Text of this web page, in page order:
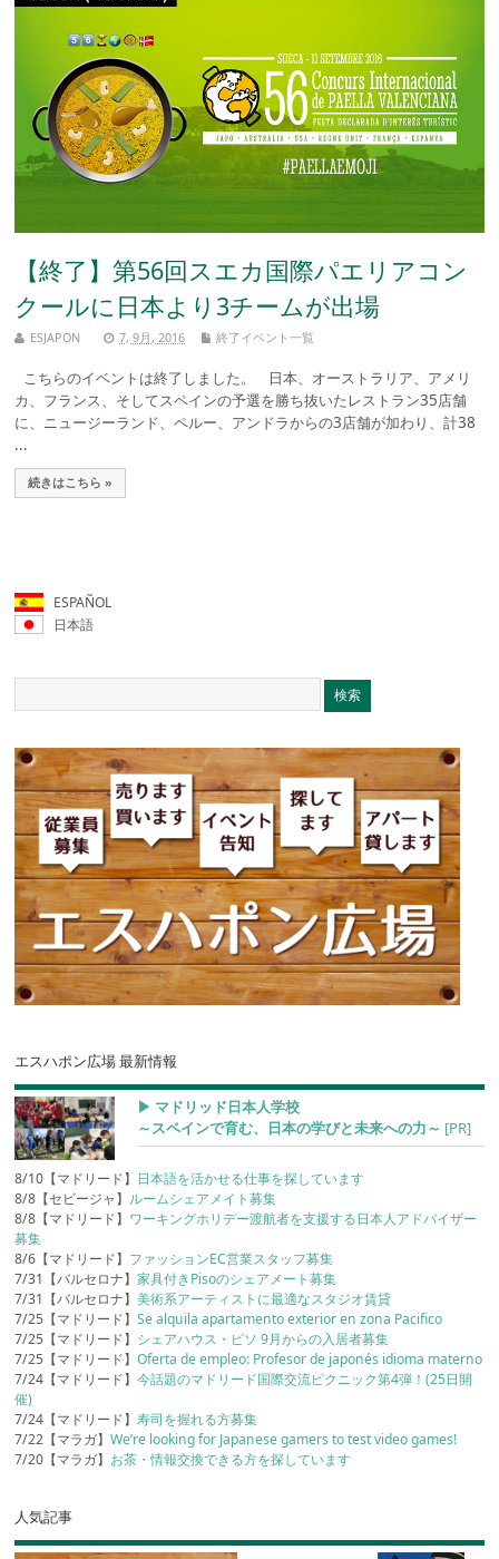
【終了】第56回スエカ国際パエリアコン
クールに日本より3チームが出場
ESJAPON 7, 9月, 2016 終了イベント一覧
こちらのイベントは終了しました。 日本、オーストラリア、アメリ
カ、フランス、そしてスペインの予選を勝ち抜いたレストラン35店舗
に、ニュージーランド、ペルー、アンドラからの3店舗が加わり、計38
...
続きはこちら »
ESPAÑOL
日本語
エスハポン広場 最新情報
▶︎ マドリッド日本人学校
～スペインで育む、日本の学びと未来への力～ [PR]
8/10【マドリード】 日本語を活かせる仕事を探しています
8/8【セビージャ】 ルームシェアメイト募集
8/8【マドリード】 ワーキングホリデー渡航者を支援する日本人アドバイザー
募集
8/6【マドリード】 ファッションEC営業スタッフ募集
7/31【バルセロナ】家具付きPisoのシェアメート募集
7/31【バルセロナ】美術系アーティストに最適なスタジオ賃貸
7/25【マドリード】Se alquila apartamento exterior en zona Pacifico
7/25【マドリード】 シェアハウス・ピソ 9月からの入居者募集
7/25【マドリード】Oferta de empleo: Profesor de japonés idioma materno
7/24【マドリード】今話題のマドリード国際交流ピクニック第4弾！(25日開
催)
7/24【マドリード】寿司を握れる方募集
7/22【マラガ】We’re looking for Japanese gamers to test video games!
7/20【マラガ】 お茶・情報交換できる方を探しています
人気記事